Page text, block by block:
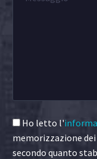
Ho letto l'
memorizzazione
secondo quanto